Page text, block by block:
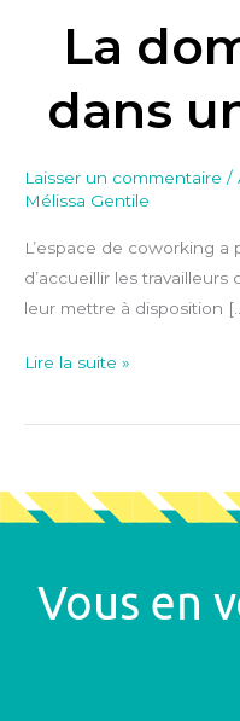
La
dans
Laisser un commentaire /
Mélissa Gentile
L’espace de coworking
d’accueillir les
leur mettre à disposition
Lire la suite »
Vous en